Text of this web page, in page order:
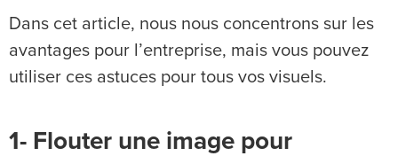
Dans cet article, nous nous concentrons sur les
avantages pour l’entreprise, mais vous pouvez
utiliser ces astuces pour tous vos visuels.
1- Flouter une image pour